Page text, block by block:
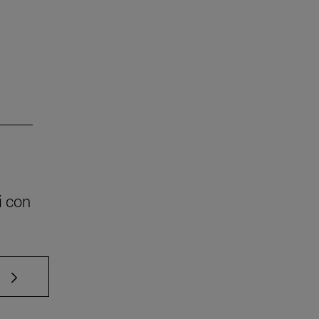
con
TAB para desplazarse.